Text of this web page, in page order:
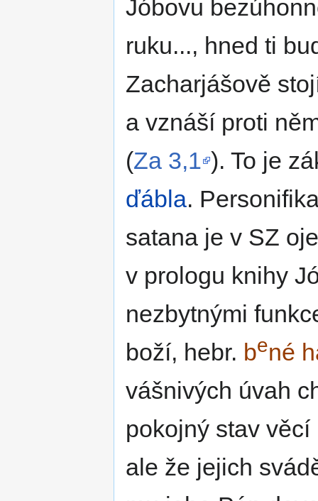
Jóbovu
ruku..., hned ti
Zacharjášově
a vznáší proti
(Za 3,1 ). To je
ďábla.
satana je v SZ
v prologu knihy
nezbytnými
boží, hebr. bené
vášnivých úvah
pokojný stav
ale že jejich